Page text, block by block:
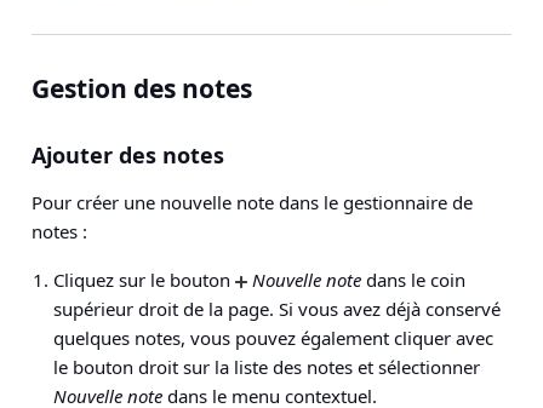
Gestion des notes
Ajouter des notes
Pour créer une nouvelle note dans le gestionnaire de
notes :
Cliquez sur le bouton
Nouvelle note dans le coin
supérieur droit de la page. Si vous avez déjà conservé
quelques notes, vous pouvez également cliquer avec
le bouton droit sur la liste des notes et sélectionner
Nouvelle note dans le menu contextuel.